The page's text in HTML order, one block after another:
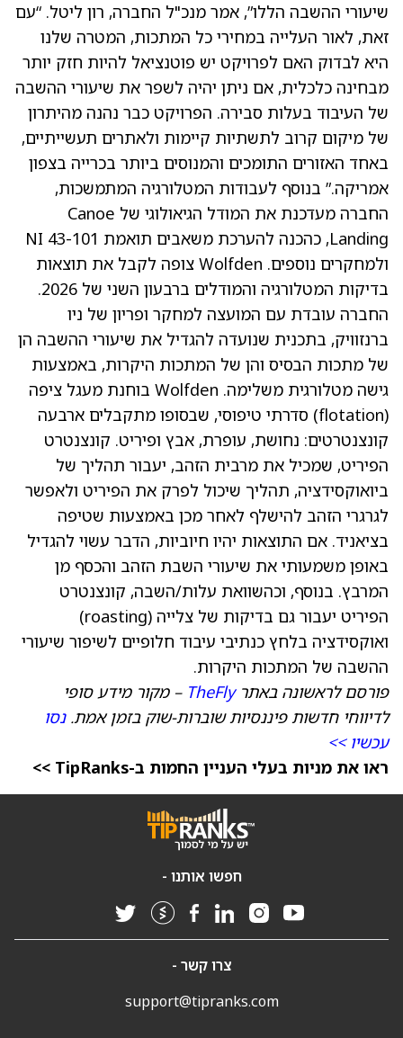
שיעורי ההשבה הללו”, אמר מנכ"ל החברה, רון ליטל. “עם
זאת, לאור העלייה במחירי כל המתכות, המטרה שלנו
היא לבדוק האם לפרויקט יש פוטנציאל להיות חזק יותר
מבחינה כלכלית, אם ניתן יהיה לשפר את שיעורי ההשבה
של העיבוד בעלות סבירה. הפרויקט כבר נהנה מהיתרון
של מיקום קרוב לתשתיות קיימות ולאתרים תעשייתיים,
באחד האזורים התומכים והמנוסים ביותר בכרייה בצפון
אמריקה.” בנוסף לעבודות המטלורגיה המתמשכות,
החברה מעדכנת את המודל הגיאולוגי של Canoe
Landing, כהכנה להערכת משאבים תואמת NI 43-101
ולמחקרים נוספים. Wolfden צופה לקבל את תוצאות
בדיקות המטלורגיה והמודלים ברבעון השני של 2026.
החברה עובדת עם המועצה למחקר ופריון של ניו
ברנזוויק, בתכנית שנועדה להגדיל את שיעורי ההשבה הן
של מתכות הבסיס והן של המתכות היקרות, באמצעות
גישה מטלורגית משלימה. Wolfden בוחנת מעגל ציפה
(flotation) סדרתי טיפוסי, שבסופו מתקבלים ארבעה
קונצנטרטים: נחושת, עופרת, אבץ ופיריט. קונצנטרט
הפיריט, שמכיל את מרבית הזהב, יעבור תהליך של
ביואוקסידציה, תהליך שיכול לפרק את הפיריט ולאפשר
לגרגרי הזהב להישלף לאחר מכן באמצעות שטיפה
בציאניד. אם התוצאות יהיו חיוביות, הדבר עשוי להגדיל
באופן משמעותי את שיעורי השבת הזהב והכסף מן
המרבץ. בנוסף, וכהשוואת עלות/השבה, קונצנטרט
הפיריט יעבור גם בדיקות של צלייה (roasting)
ואוקסידציה בלחץ כנתיבי עיבוד חלופיים לשיפור שיעורי
ההשבה של המתכות היקרות.
פורסם לראשונה באתרTheFly – מקור מידע סופי
לדיווחי חדשות פיננסיות שוברות-שוק בזמן אמת.נסו
עכשיו >>
ראו את מניות בעלי העניין החמות ב-TipRanks >>
חפשו אותנו -
צרו קשר -
support@tipranks.com